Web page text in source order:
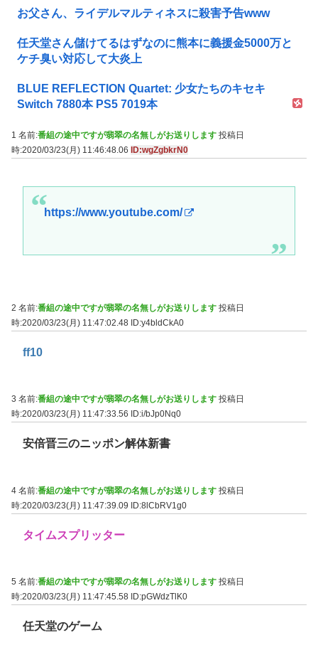
お父さん、ライデルマルティネスに殺害予告www
任天堂さん儲けてるはずなのに熊本に義援金5000万と
ケチ臭い対応して大炎上
BLUE REFLECTION Quartet: 少女たちのキセキ
Switch 7880本 PS5 7019本
1 名前:番組の途中ですが翡翠の名無しがお送りします 投稿日
時:2020/03/23(月) 11:46:48.06
ID:wgZgbkrN0
https://www.youtube.com/
2 名前:番組の途中ですが翡翠の名無しがお送りします 投稿日
時:2020/03/23(月) 11:47:02.48 ID:y4bldCkA0
ff10
3 名前:番組の途中ですが翡翠の名無しがお送りします 投稿日
時:2020/03/23(月) 11:47:33.56
ID:i/bJp0Nq0
安倍晋三のニッポン解体新書
4 名前:番組の途中ですが翡翠の名無しがお送りします 投稿日
時:2020/03/23(月) 11:47:39.09 ID:8lCbRV1g0
タイムスプリッター
5 名前:番組の途中ですが翡翠の名無しがお送りします 投稿日
時:2020/03/23(月) 11:47:45.58 ID:pGWdzTlK0
任天堂のゲーム